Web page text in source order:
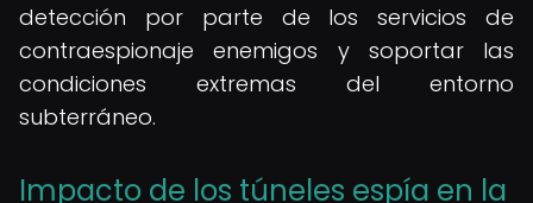
detección por parte de los servicios de
contraespionaje enemigos y soportar las
condiciones extremas del entorno
subterráneo.
Impacto de los túneles espía en la